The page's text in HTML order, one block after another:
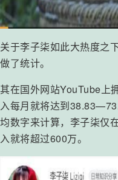
关于李子柒如此大热度之
做了统计。
其在国外网站YouTube上
入每月就将达到
均数字来计算，李子柒仅
入就将超过600万。